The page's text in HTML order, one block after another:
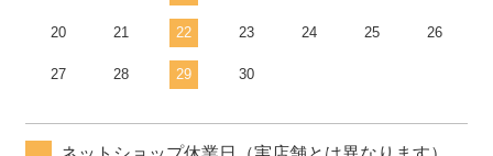
20 21 22 23 24 25 26
27 28 29 30